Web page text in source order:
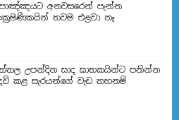
අනවසරෙන් පැන්න
තවම එළවා නෑ
උපන්දින සාද ඝාතකයින්ට පනින්න
කළ සැරයන්ගේ වැඩ තහනම්